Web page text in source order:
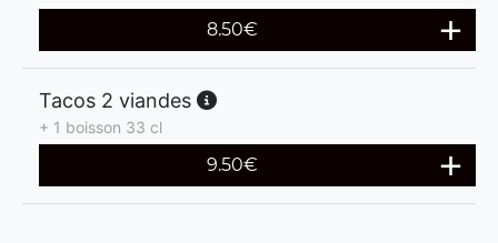
8.50€
Tacos 2 viandes
+ 1 boisson 33 cl
9.50€